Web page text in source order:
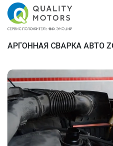
АРГОННАЯ СВАРКА АВТО